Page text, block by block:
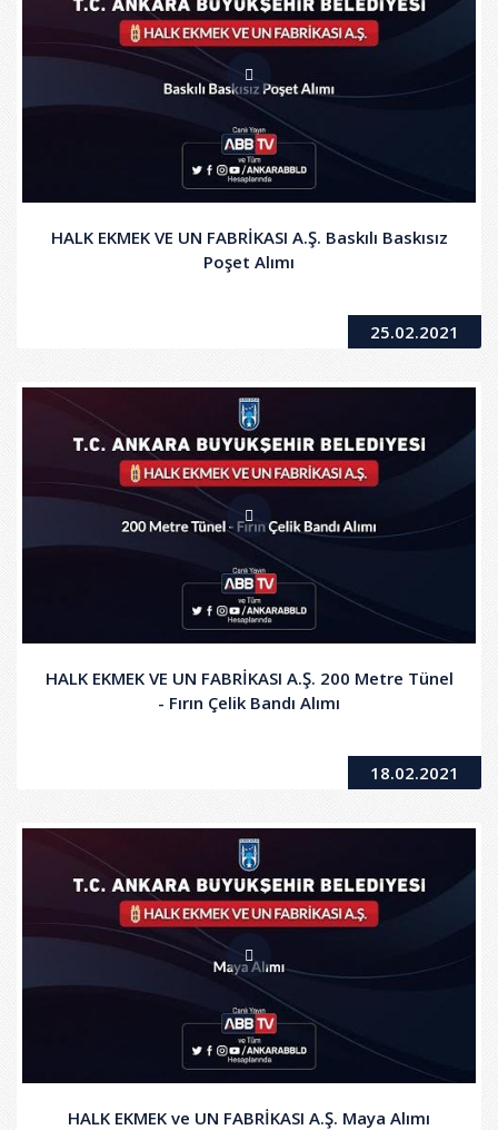
HALK EKMEK VE UN FABRİKASI A.Ş. Baskılı Baskısız
Poşet Alımı
25.02.2021
HALK EKMEK VE UN FABRİKASI A.Ş. 200 Metre Tünel
- Fırın Çelik Bandı Alımı
18.02.2021
HALK EKMEK ve UN FABRİKASI A.Ş. Maya Alımı